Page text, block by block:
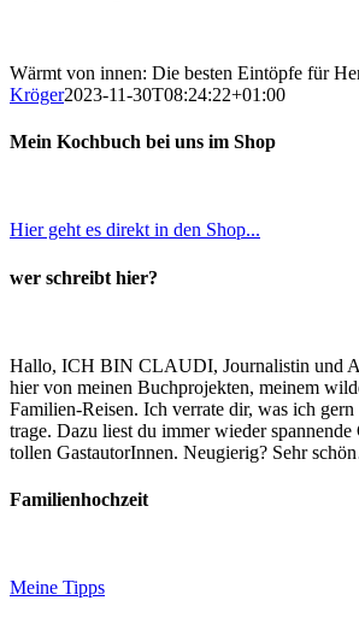
Wärmt von innen: Die besten Eintöpfe für
Kröger2023-11-30T08:24:22+01:00
Mein Kochbuch bei uns im Shop
Hier geht es direkt in den Shop...
wer schreibt hier?
Hallo, ICH BIN CLAUDI, Journalistin und
hier von meinen Buchprojekten, meinem
Familien-Reisen. Ich verrate dir, was ich gern
trage. Dazu liest du immer wieder spannende
tollen GastautorInnen. Neugierig? Sehr
Familienhochzeit
Meine Tipps